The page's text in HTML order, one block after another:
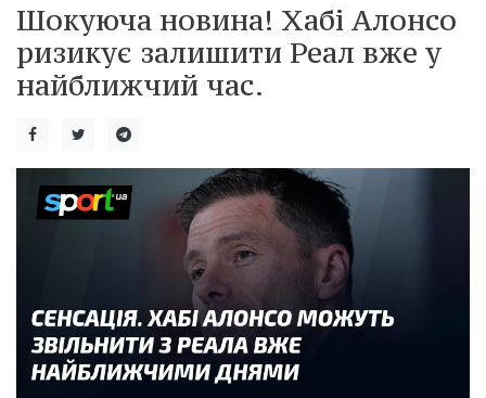
Шокуюча новина! Хабі Алонсо
ризикує залишити Реал вже у
найближчий час.